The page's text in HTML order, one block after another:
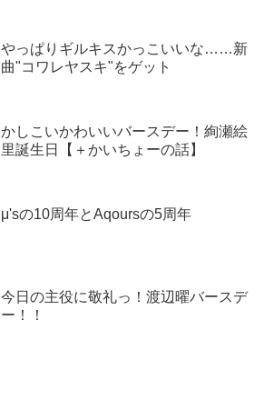
やっぱりギルキスかっこいいな……新
曲"コワレヤスキ"をゲット
かしこいかわいいバースデー！絢瀬絵
里誕生日【＋かいちょーの話】
μ'sの10周年とAqoursの5周年
今日の主役に敬礼っ！渡辺曜バースデ
ー！！